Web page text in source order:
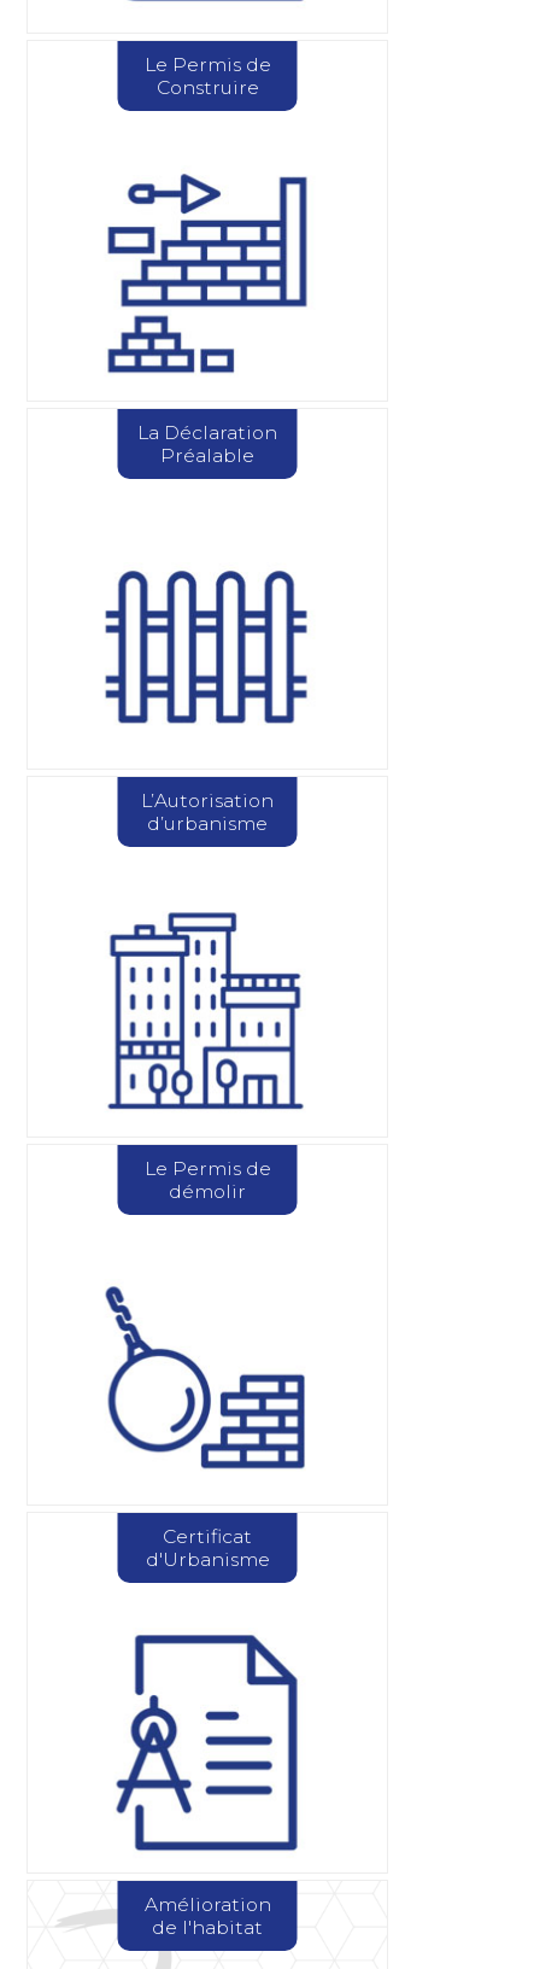
Le Permis de
Construire
La Déclaration
Préalable
L’Autorisation
d’urbanisme
Le Permis de
démolir
Certificat
d'Urbanisme
Amélioration
de l'habitat